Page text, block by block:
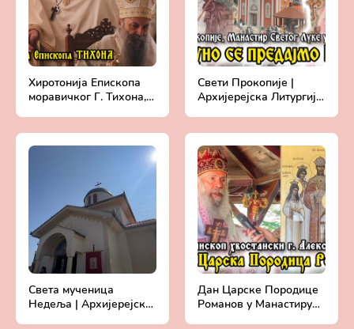
Хиротонија Епископа
моравичког Г. Тихона,
Свети Прокопије |
Архијерејска Литургија
Света мученица
Недеља | Архијерејска
Дан Царске Породице
Романов у Манастиру